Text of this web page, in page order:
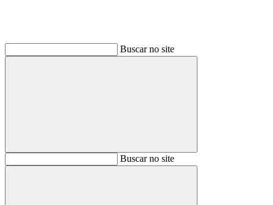
Buscar no site
BuscarBuscar no site